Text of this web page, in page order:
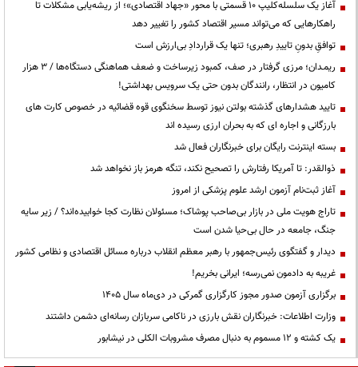
آغاز یک سلسله‌کلیپ ۱۰ قسمتی با محور «جهاد اقتصادی»؛ از ریشه‌یابی مشکلات تا
راهکارهایی که می‌تواند مسیر اقتصاد کشور را تغییر دهد
توافقِ بدونِ تاییدِ رهبری؛ تنها یک قراردادِ بی‌ارزش است
ریمـدان؛ مرزی گرفتار در صف، کمبود زیرساخت و ضعف هماهنگی دستگاه‌ها / ۳ هزار
کامیون در انتظار، رانندگان بدون حتی یک سرویس بهداشتی!
تایید هشدارهای گذشته بولتن نیوز توسط سخنگوی قوه قضائیه در خصوص کارت های
بارزگانی و اجاره ای که به بحران ارزی رسیده اند
بسته اینترنت رایگان برای خبرنگاران فعال شد
ذوالقدر: تا آمریکا رفتارش را تصحیح نکند، تنگه هرمز باز نخواهد شد
آغاز ثبت‌نام آزمون ارشد علوم پزشکی از امروز
تاراج هویت ملی در بازار بی‌صاحب پوشاک؛ مسئولان نظارت کجا خوابیده‌اند؟ / زیر سایه
جنگ، جامعه در حال بی‌حیا شدن است
دیدار و گفتگوی رئیس‌جمهور با رهبر معظم انقلاب درباره مسائل اقتصادی و نظامی کشور
غریبه به دادمون نمی‌رسه؛ ایرانی بخریم!
برگزاری آزمون صدور مجوز کارگزاری گمرکی در دی‌ماه سال ۱۴۰۵
وزارت اطلاعات: خبرنگاران نقش بارزی در ناکامی سربازان رسانه‌ای دشمن داشتند
یک کشته و ۱۲ مسموم به دنبال مصرف مشروبات الکلی در نیشابور